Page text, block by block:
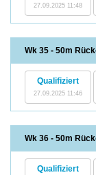
27.09.2025 11:48
Wk 35 - 50m
Qualifiziert
27.09.2025 11:46
Wk 36 - 50m
Qualifiziert